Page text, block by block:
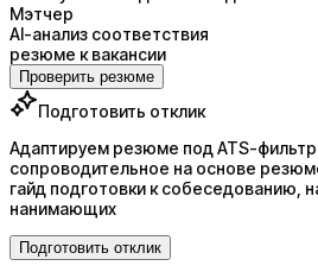
Мэтчер
AI-анализ соответствия
резюме к вакансии
Проверить резюме
Подготовить отклик
Адаптируем резюме под ATS-
сопроводительное на основе
гайд подготовки к собеседованию,
нанимающих
Подготовить отклик